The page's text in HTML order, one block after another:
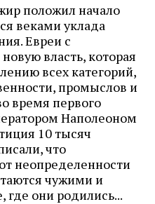
положил начало
веками уклада
Евреи с
власть, которая
всех категорий,
промыслов и
время первого
Наполеоном
10 тысяч
что
неопределенности
чужими и
они родились...